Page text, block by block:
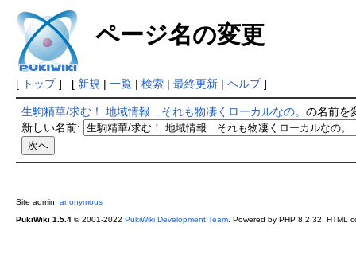
ページ名の変更
[ トップ] [ 新規 | 一覧| 検索| 最終更新| ヘルプ]
生駒精華/求む！ 地域情報…それも物凄くローカルなの。 の名前を
新しい名前:
Site admin: anonymous
PukiWiki 1.5.4© 2001-2022 PukiWiki Development Team. Powered by PHP 8.2.32. HTML